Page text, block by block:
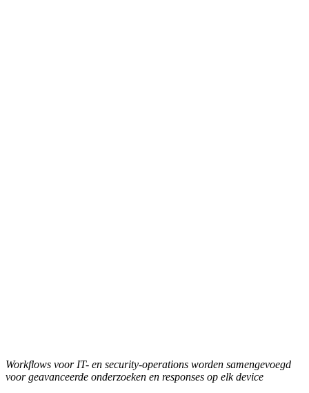
Workflows voor IT- en security-operations worden samengevoegd
voor geavanceerde onderzoeken en responses op elk device